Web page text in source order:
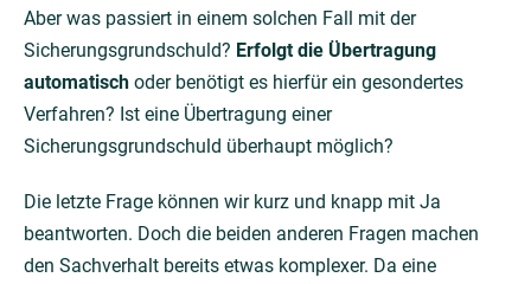
Aber was passiert in einem solchen Fall mit der
Sicherungsgrundschuld? Erfolgt die Übertragung
automatisch oder benötigt es hierfür ein gesondertes
Verfahren? Ist eine Übertragung einer
Sicherungsgrundschuld überhaupt möglich?
Die letzte Frage können wir kurz und knapp mit Ja
beantworten. Doch die beiden anderen Fragen machen
den Sachverhalt bereits etwas komplexer. Da eine